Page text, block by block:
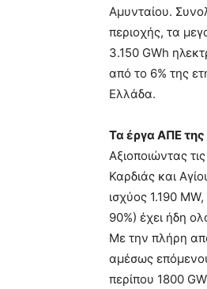
Αμυνταίου.
περιοχής, τα
3.150 GWh
από το 6% της
Ελλάδα.
Τα έργα ΑΠΕ
Αξιοποιώντας
Καρδιάς και
ισχύος 1.190
90%) έχει ήδη
Με την πλήρη
αμέσως
περίπου 1800